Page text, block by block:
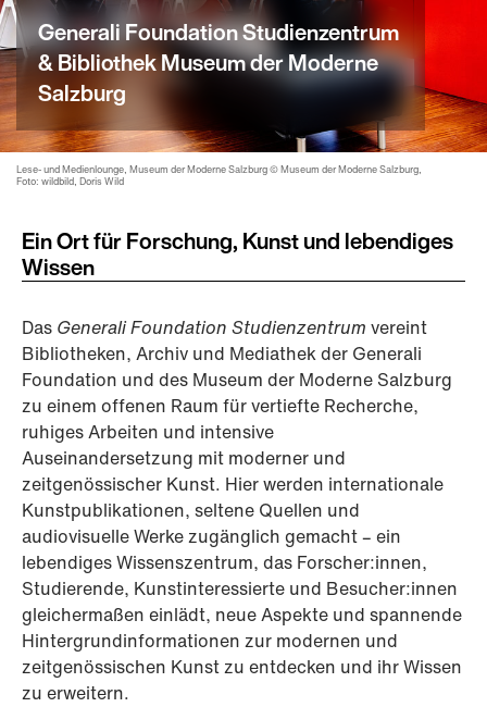
Lese- und Medienlounge, Museum der Moderne Salzburg © Museum der Moderne Salzburg,
Foto: wildbild, Doris Wild
Generali Foundation Studienzentrum
& Bibliothek Museum der Moderne
Salzburg
Ein Ort für Forschung, Kunst und lebendiges
Wissen
Das Generali Foundation Studienzentrum vereint
Bibliotheken, Archiv und Mediathek der Generali
Foundation und des Museum der Moderne Salzburg
zu einem offenen Raum für vertiefte Recherche,
ruhiges Arbeiten und intensive
Auseinandersetzung mit moderner und
zeitgenössischer Kunst. Hier werden internationale
Kunstpublikationen, seltene Quellen und
audiovisuelle Werke zugänglich gemacht – ein
lebendiges Wissenszentrum, das Forscher:innen,
Studierende, Kunstinteressierte und Besucher:innen
gleichermaßen einlädt, neue Aspekte und spannende
Hintergrundinformationen zur modernen und
zeitgenössischen Kunst zu entdecken und ihr Wissen
zu erweitern.